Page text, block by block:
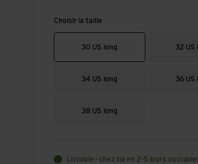
Choisir la taille
30 US long 32 US
34 US long 36 US
38 US long
Livrable - chez toi en 2-5 jours